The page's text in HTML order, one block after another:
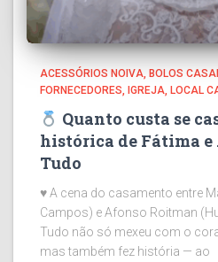
ACESSÓRIOS NOIVA BOLOS
FORNECEDORES
IGREJA LOCAL
Quanto custa se
histórica de Fátima e
Tudo
♥ A cena do casamento entre
Campos) e Afonso Roitman
Tudo não só mexeu com o
mas também fez história — ao